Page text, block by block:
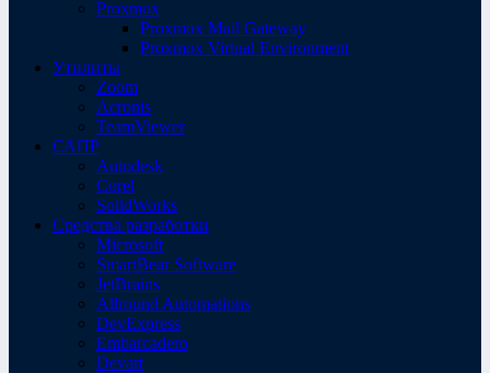
Proxmox
Proxmox Mail Gateway
Proxmox Virtual Environment
Утилиты
Zoom
Acronis
TeamViewer
САПР
Autodesk
Corel
SolidWorks
Средства разработки
Microsoft
SmartBear Software
JetBrains
Allround Automations
DevExpress
Embarcadero
Devart